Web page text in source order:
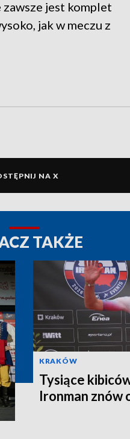
jest komplet
jak w meczu z
NA X
TAKŻE
KRAKÓW
Tysiące
Ironman znów